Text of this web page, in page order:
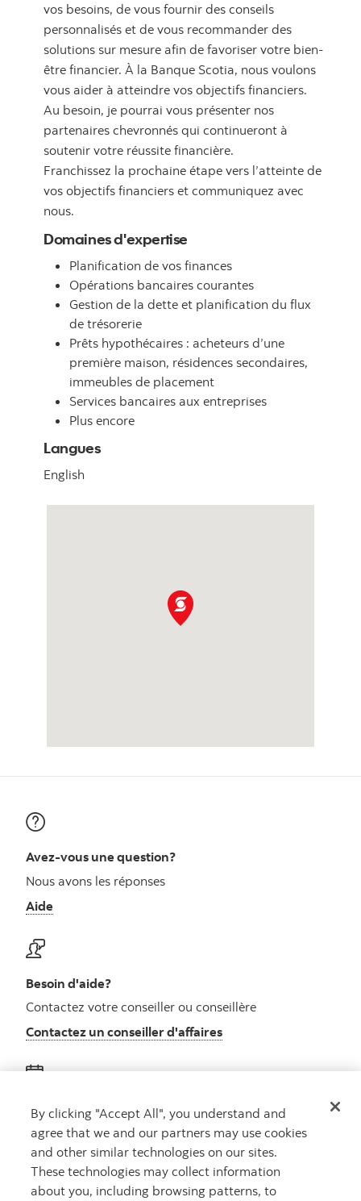
vos besoins, de vous fournir des conseils
personnalisés et de vous recommander des
solutions sur mesure afin de favoriser votre bien-
être financier. À la Banque Scotia, nous voulons
vous aider à atteindre vos objectifs financiers.
Au besoin, je pourrai vous présenter nos
partenaires chevronnés qui continueront à
soutenir votre réussite financière.
Franchissez la prochaine étape vers l’atteinte de
vos objectifs financiers et communiquez avec
nous.
Domaines d'expertise
Planification de vos finances
Opérations bancaires courantes
Gestion de la dette et planification du flux
de trésorerie
Prêts hypothécaires : acheteurs d’une
première maison, résidences secondaires,
immeubles de placement
Services bancaires aux entreprises
Plus encore
Langues
English
Avez-vous une question?
Nous avons les réponses
Aide
Besoin d'aide?
Contactez votre conseiller ou conseillère
Contactez un conseiller d'affaires
Obtenez des conseils
Rencontrez un conseiller
Prenez rendez-vous
By clicking "Accept All", you understand and
agree that we and our partners may use cookies
and other similar technologies on our sites.
These technologies may collect information
about you, including browsing patterns, to